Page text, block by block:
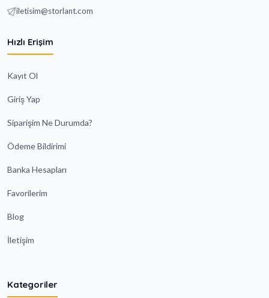
iletisim@storlant.com
Hızlı Erişim
Kayıt Ol
Giriş Yap
Siparişim Ne Durumda?
Ödeme Bildirimi
Banka Hesapları
Favorilerim
Blog
İletişim
Kategoriler